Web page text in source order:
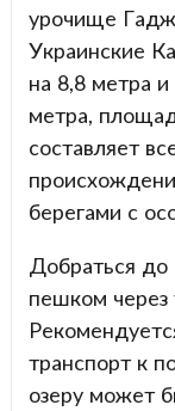
урочище
Украинские
на 8,8 метра
метра,
составляет
берегами с
Добраться до
пешком
транспорт к
озеру может